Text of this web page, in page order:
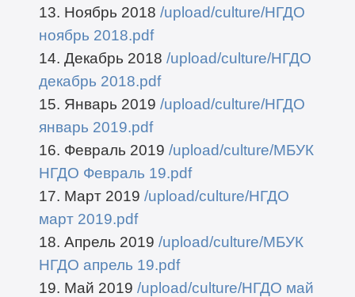
13. Ноябрь 2018 /upload/culture/НГДО
ноябрь 2018.pdf
14. Декабрь 2018 /upload/culture/НГДО
декабрь 2018.pdf
15. Январь 2019 /upload/culture/НГДО
январь 2019.pdf
16. Февраль 2019 /upload/culture/МБУК
НГДО Февраль 19.pdf
17. Март 2019 /upload/culture/НГДО
март 2019.pdf
18. Апрель 2019 /upload/culture/МБУК
НГДО апрель 19.pdf
19. Май 2019 /upload/culture/НГДО май